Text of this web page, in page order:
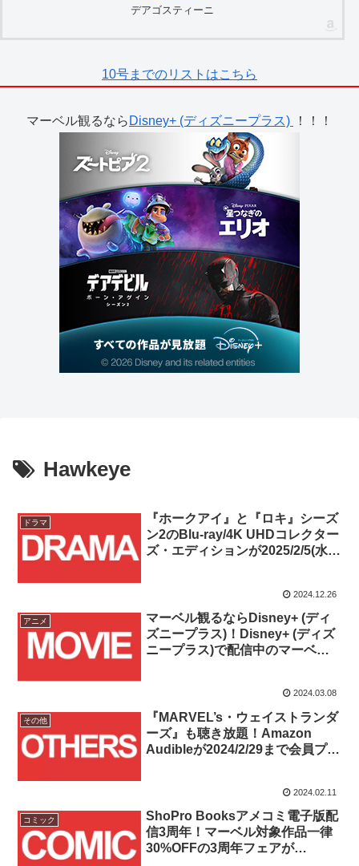
デアゴスティーニ
10号までのリストはこちら
マーベル観るなら Disney+ (ディズニープラス) ！！！
Hawkeye
ドラマ
『ホークアイ』と『ロキ』シーズ
ン2のBlu-ray/4K UHDコレクター
ズ・エディションが2025/2/5(水)
2024.12.26
アニメ
マーベル観るならDisney+ (ディ
ズニープラス)！Disney+ (ディズ
ニープラス)で配信中のマーベル
2024.03.08
その他
『MARVEL’s・ウェイストランダ
ーズ』も聴き放題！Amazon
Audibleが2024/2/29まで会員プラ
2024.02.11
コミック
ShoPro Booksアメコミ電子版配
信3周年！マーベル対象作品一律
30%OFFの3周年フェアが